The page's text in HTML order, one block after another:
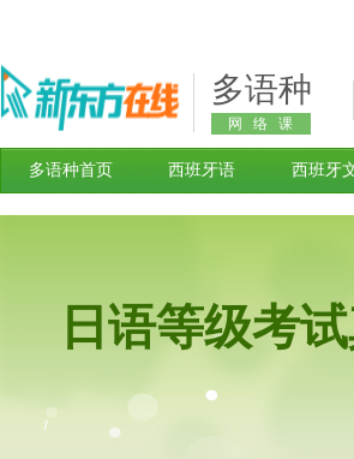
多语种
网络课
堂
多语种首页 西班牙语 西班牙
日语等级考